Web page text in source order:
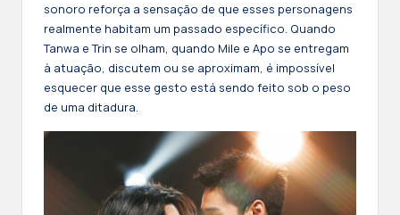
sonoro reforça a sensação de que esses personagens
realmente habitam um passado específico. Quando
Tanwa e Trin se olham, quando Mile e Apo se entregam
à atuação, discutem ou se aproximam, é impossível
esquecer que esse gesto está sendo feito sob o peso
de uma ditadura.